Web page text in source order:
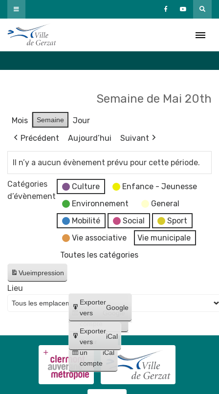
Passer
au
contenu
Semaine de Mai 20th
Mois Semaine
Jour
Précédent
Aujourd’hui Suivant
Il n’y a aucun évènement prévu pour cette période.
Catégories
d’évènement
Culture
Enfance - Jeunesse
Environnement
General
Mobilité
Social
Sport
Vie associative
Vie municipale
Toutes les catégories
Vueimpression
Créer
un
compte
Google
Créer
un
compte
iCal
Exporter
vers
Google
Exporter
vers
iCal
Lieu